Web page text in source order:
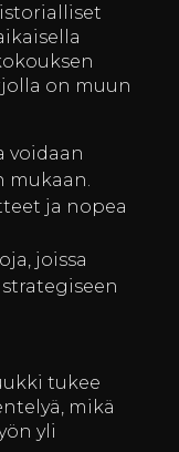
on muun
voidaan
mukaan.
ja nopea
joissa
tukee
mikä
yli